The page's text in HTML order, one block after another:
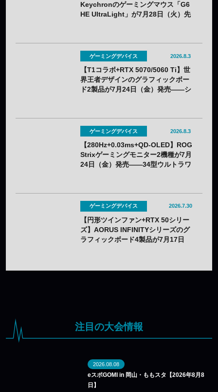
Keychronのゲーミングマウス「G6
HE UltraLight」が7月28日（火）先
ゲーミングデバイス 2026.8.3
【T1コラボ+RTX 5070/5060 Ti】世
界王者デザインのグラフィックボー
ド2製品が7月24日（金）発売——シ
ゲーミングデバイス 2026.8.3
【280Hz+0.03ms+QD-OLED】ROG
Strixゲーミングモニター2機種が7月
24日（金）発売——34型ウルトラワ
ゲーミングデバイス 2026.7.30
【円形ツインファン+RTX 50シリー
ズ】AORUS INFINITYシリーズのグ
ラフィックボード4製品が7月17日
注目の大会情報
2026.08.08
eスポGOMI in 岡山・ももスタ【2026年8月8
日】